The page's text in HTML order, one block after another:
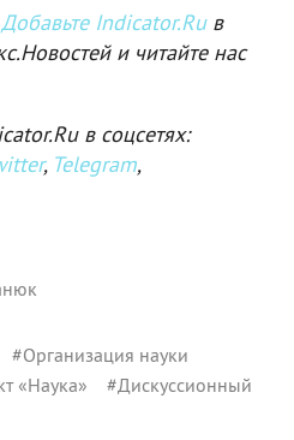
Добавьте Indicator.Ruв
и читайте нас
в соцсетях:
, Telegram,
#Организация науки
«Наука» #Дискуссионный